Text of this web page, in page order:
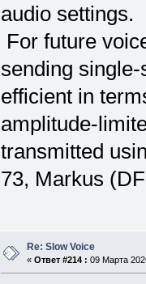
audio settings.
For future
sending
efficient in
amplitude-
transmitted
73, Markus
Re: Slow Voice
« Ответ #214 : 09 Марта